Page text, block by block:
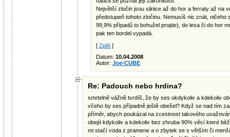
Největší zločin jsou silnice až do hor a ferraty až na
předstupeň tohoto zločinu. Nemusíš nic znát, ničeho
99,9% případů to bohužel projde), do lesa či do hor
pak ten bordel vypadá.
[ Zpět ]
Datum: 10.04.2008
Autor: Joe-CUBE
Re: Padouch nebo hrdina?
smrtelně vážně tvrdíš, že by ses okdykoliv a kdekoliv
včeho by ses případně ještě obešel? Když se nad tím
příměr, abych poukázal na zcestnost takového
obejít kdykoliv a kdekoliv bez zhruba 90% věcí které
mi stačí voda z pramene a o zbytek se s větším či